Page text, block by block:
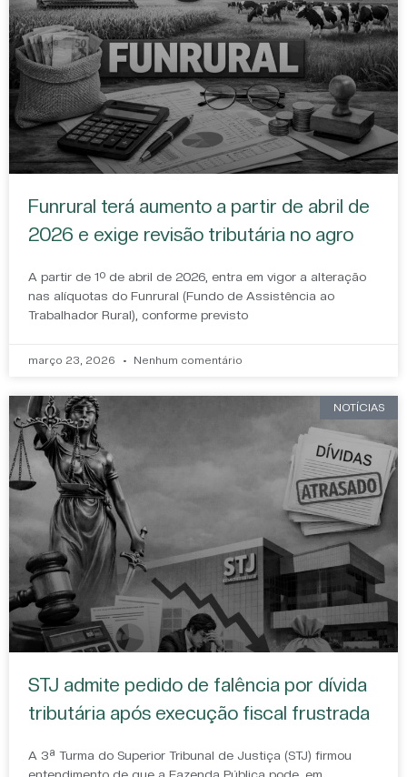
Funrural terá aumento a partir de abril de
2026 e exige revisão tributária no agro
A partir de 1º de abril de 2026, entra em vigor a alteração
nas alíquotas do Funrural (Fundo de Assistência ao
Trabalhador Rural), conforme previsto
março 23, 2026 Nenhum comentário
NOTÍCIAS
STJ admite pedido de falência por dívida
tributária após execução fiscal frustrada
A 3ª Turma do Superior Tribunal de Justiça (STJ) firmou